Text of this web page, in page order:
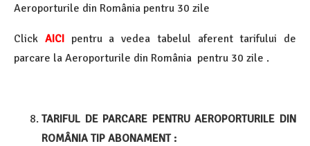
Aeroporturile din România pentru 30 zile
Click AICIpentru a vedea tabelul aferent tarifului de
parcare la Aeroporturile din România pentru 30 zile .
TARIFUL DE PARCARE PENTRU AEROPORTURILE DIN
ROMÂNIA TIP ABONAMENT :